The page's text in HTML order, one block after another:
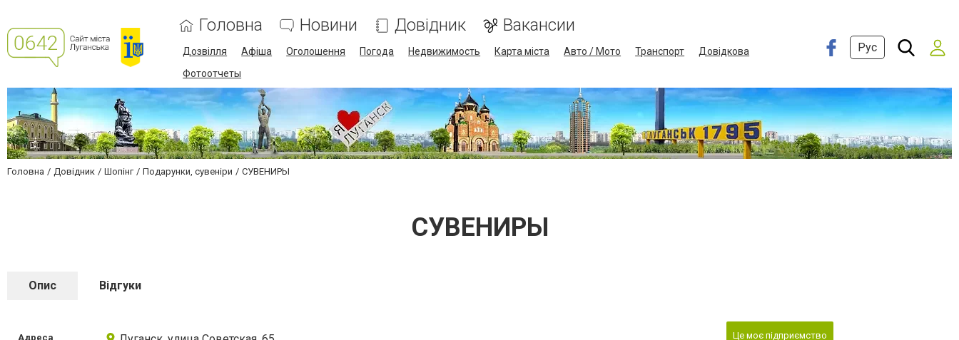
Головна Новини Довідник Вакансии
Дозвілля Афіша Оголошення Погода Недвижимость Карта міста Авто / Мото Транспорт
Довідкова
Фотоотчеты
Рус
Головна Довідник Шопінг Подарунки, сувеніри СУВЕНИРЫ
СУВЕНИРЫ
Опис Відгуки
Адреса Це моє підприємство